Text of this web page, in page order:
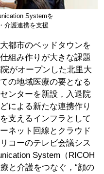
Systemを
介護連携を支援
都市のベッドタウンを
組み作りが大きな課題
がオープンした北里大
の地域医療の要となる
ンターを新設，入退院
による新たな連携作り
支えるインフラとして
ネット回線とクラウド
コーのテレビ会議シス
System（RICOH
と介護をつなぐ，“顔の